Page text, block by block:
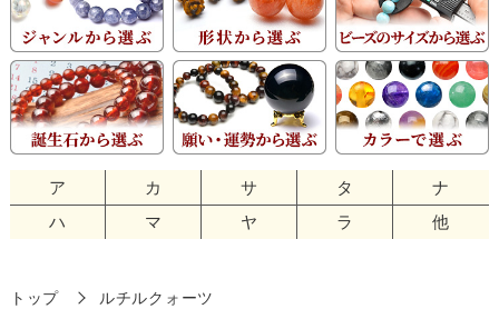
ア カ サ タ
ナ
ハ
マ ヤ ラ 他
トップ
ルチルクォーツ